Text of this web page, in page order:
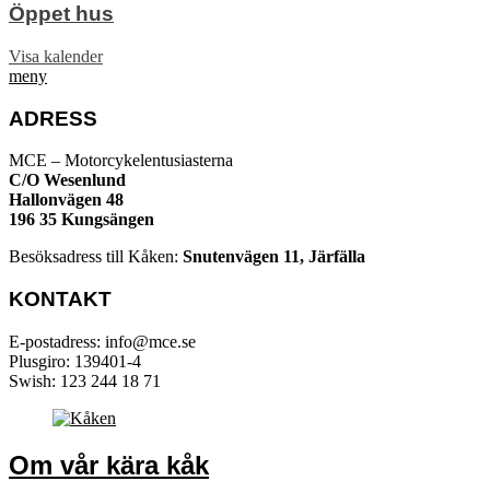
Öppet hus
Visa kalender
meny
ADRESS
MCE – Motorcykelentusiasterna
C/O Wesenlund
Hallonvägen 48
196 35 Kungsängen
Besöksadress till Kåken: Snutenvägen 11, Järfälla
KONTAKT
E-postadress: info@mce.se
Plusgiro: 139401-4
Swish: 123 244 18 71
Om vår kära kåk